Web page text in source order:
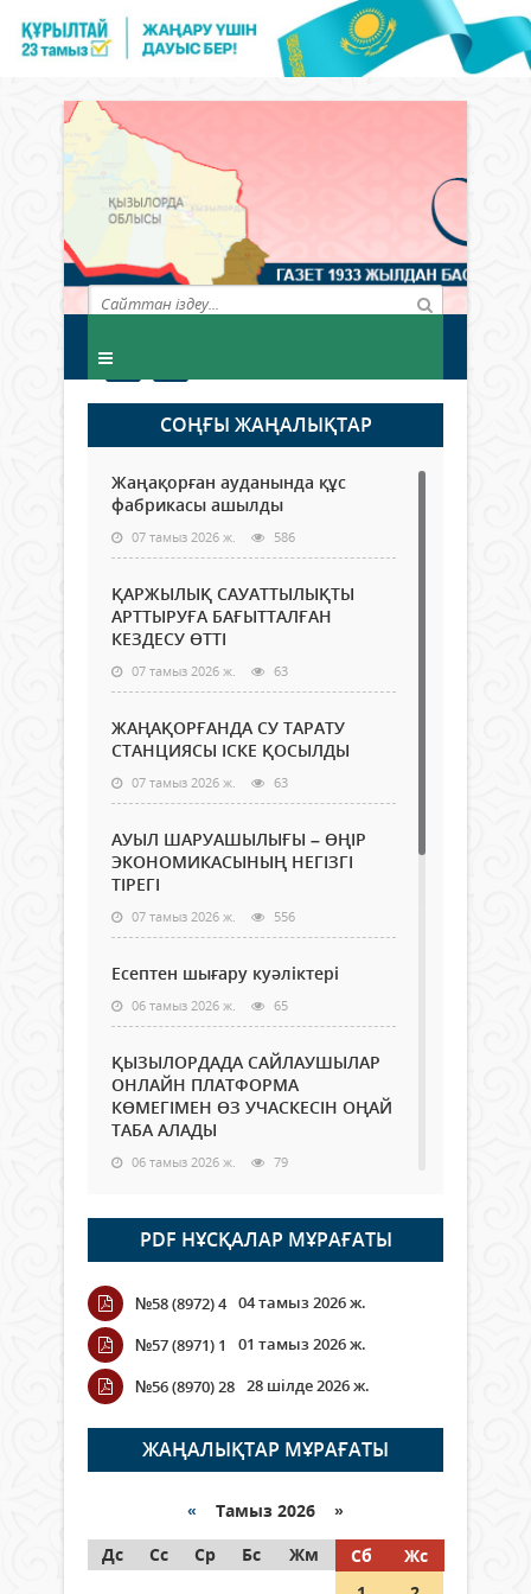
СОҢҒЫ ЖАҢАЛЫҚТАР
Жаңақорған ауданында құс
фабрикасы ашылды
07 тамыз 2026 ж. 586
ҚАРЖЫЛЫҚ САУАТТЫЛЫҚТЫ
АРТТЫРУҒА БАҒЫТТАЛҒАН
КЕЗДЕСУ ӨТТІ
07 тамыз 2026 ж. 63
ЖАҢАҚОРҒАНДА СУ ТАРАТУ
СТАНЦИЯСЫ ІСКЕ ҚОСЫЛДЫ
07 тамыз 2026 ж. 63
АУЫЛ ШАРУАШЫЛЫҒЫ – ӨҢІР
ЭКОНОМИКАСЫНЫҢ НЕГІЗГІ
ТІРЕГІ
07 тамыз 2026 ж. 556
Есептен шығару куәліктері
06 тамыз 2026 ж. 65
ҚЫЗЫЛОРДАДА САЙЛАУШЫЛАР
ОНЛАЙН ПЛАТФОРМА
КӨМЕГІМЕН ӨЗ УЧАСКЕСІН ОҢАЙ
ТАБА АЛАДЫ
06 тамыз 2026 ж. 79
Open Air: Қызылорда облысы
полиция департаменті 20
мыңнан астам көрерменнің
қауіпсіздігін қамтамасыз етті
06 тамыз 2026 ж.
Wi-Fi ҚАБЫРҒА АРҚЫЛЫ ҚАЛАЙ
ӨТЕДІ?
06 тамыз 2026 ж. 256
граждане Казахстана,
05 тамыз 2026 ж. 138
PDF НҰСҚАЛАР МҰРАҒАТЫ
№58 (8972) 4 04 тамыз 2026 ж.
№57 (8971) 1
01 тамыз 2026 ж.
№56 (8970) 28 28 шілде 2026 ж.
ЖАҢАЛЫҚТАР МҰРАҒАТЫ
« Тамыз 2026 »
Дс
Сс Ср Бс Жм Сб
Жс